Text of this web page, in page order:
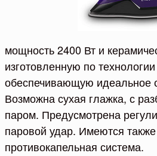
мощность 2400 Вт и
изготовленную по
обеспечивающую идеальное
Возможна сухая глажка, с
паром. Предусмотрена
паровой удар. Имеются
противокапельная система.